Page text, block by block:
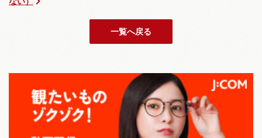
一覧へ戻る